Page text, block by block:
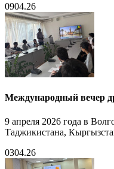
0904.26
Международный вечер
9 апреля 2026 года в
Таджикистана,
0304.26